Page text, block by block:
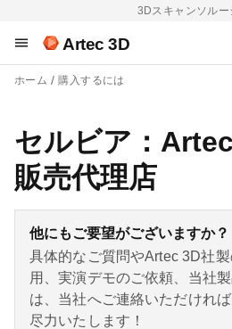
3Dスキャンソルー
Artec 3D
ホーム 購入するには
セルビア：
販売代理店
他にもご要望がございますか？
具体的なご質問やArtec 3D社
用、実演デモのご依頼、当社
は、当社へご連絡いただけれ
尽力いたします！